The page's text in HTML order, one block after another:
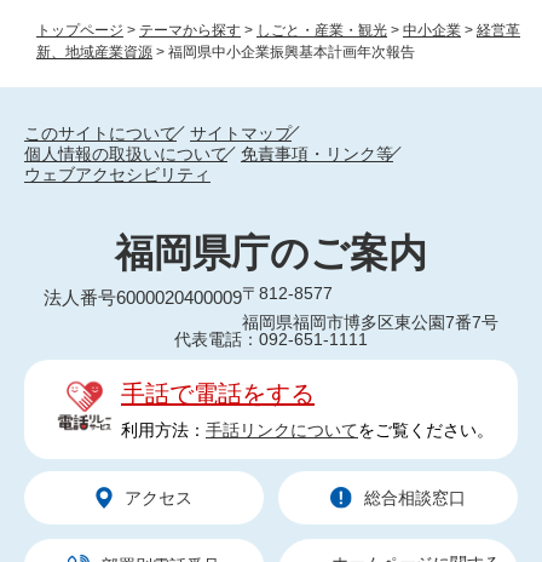
トップページ > テーマから探す > しごと・産業・観光 > 中小企業 > 経営革
新、地域産業資源 > 福岡県中小企業振興基本計画年次報告
このサイトについて
サイトマップ
個人情報の取扱いについて
免責事項・リンク等
ウェブアクセシビリティ
福岡県庁のご案内
法人番号6000020400009〒812-8577
福岡県福岡市博多区東公園7番7号
代表電話：092-651-1111
手話で電話をする
利用方法： 手話リンクについてをご覧ください。
アクセス 総合相談窓口